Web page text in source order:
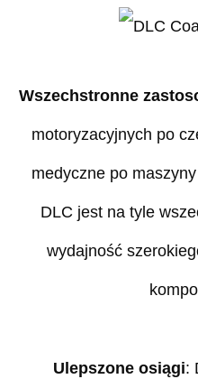
Wszechstronne
motoryzacyjnych po
medyczne po
DLC jest na tyle
wydajność
Ulepszone osiągi: